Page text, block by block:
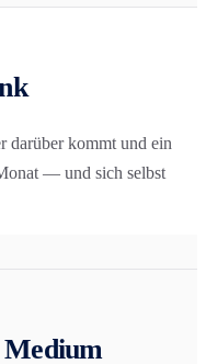
darüber kommt und ein
— und sich selbst
Medium